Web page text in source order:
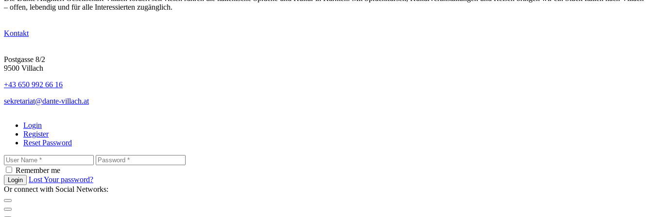
– offen, lebendig und für alle Interessierten zugänglich.
Kontakt
Postgasse 8/2
9500 Villach
+43 650 992 66 16
sekretariat@dante-villach.at
Login
Register
Reset Password
Remember me
Login
Lost Your password?
Or connect with Social Networks: